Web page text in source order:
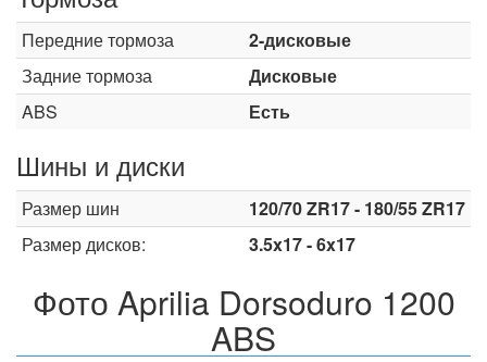
Передние тормоза
2-дисковые
Задние тормоза
Дисковые
ABS
Есть
Шины и диски
Размер шин
120/70 ZR17 - 180/55 ZR17
Размер дисков:
3.5x17 - 6x17
Фото Aprilia Dorsoduro 1200
ABS